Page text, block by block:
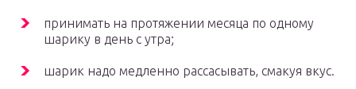
принимать на протяжении месяца по одному
шарику в день с утра;
шарик надо медленно рассасывать, смакуя вкус.